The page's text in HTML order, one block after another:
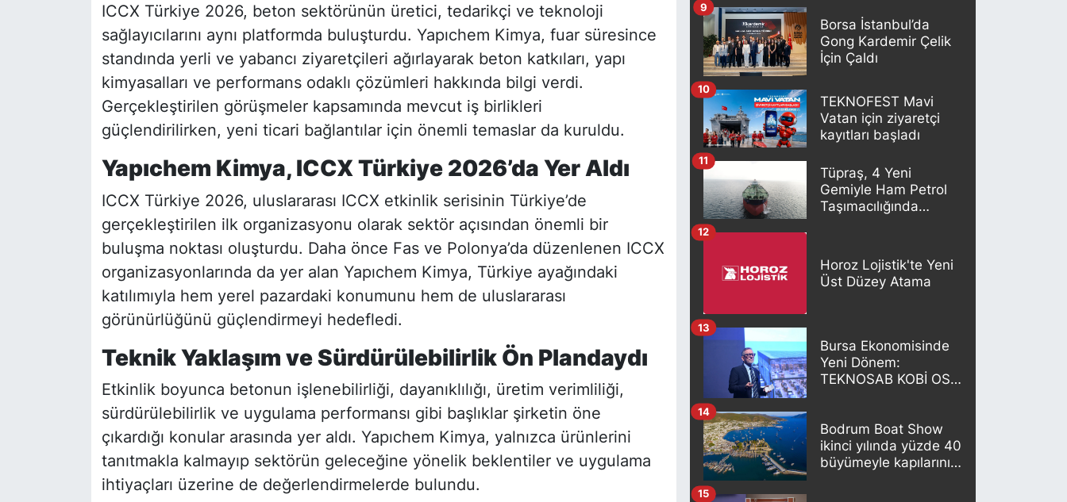
ICCX Türkiye 2026, beton sektörünün üretici, tedarikçi ve teknoloji
sağlayıcılarını aynı platformda buluşturdu. Yapıchem Kimya, fuar süresince
standında yerli ve yabancı ziyaretçileri ağırlayarak beton katkıları, yapı
kimyasalları ve performans odaklı çözümleri hakkında bilgi verdi.
Gerçekleştirilen görüşmeler kapsamında mevcut iş birlikleri
güçlendirilirken, yeni ticari bağlantılar için önemli temaslar da kuruldu.
Yapıchem Kimya, ICCX Türkiye 2026’da Yer Aldı
ICCX Türkiye 2026, uluslararası ICCX etkinlik serisinin Türkiye’de
gerçekleştirilen ilk organizasyonu olarak sektör açısından önemli bir
buluşma noktası oluşturdu. Daha önce Fas ve Polonya’da düzenlenen ICCX
organizasyonlarında da yer alan Yapıchem Kimya, Türkiye ayağındaki
katılımıyla hem yerel pazardaki konumunu hem de uluslararası
görünürlüğünü güçlendirmeyi hedefledi.
Teknik Yaklaşım ve Sürdürülebilirlik Ön Plandaydı
Etkinlik boyunca betonun işlenebilirliği, dayanıklılığı, üretim verimliliği,
sürdürülebilirlik ve uygulama performansı gibi başlıklar şirketin öne
çıkardığı konular arasında yer aldı. Yapıchem Kimya, yalnızca ürünlerini
tanıtmakla kalmayıp sektörün geleceğine yönelik beklentiler ve uygulama
ihtiyaçları üzerine de değerlendirmelerde bulundu.
Borsa İstanbul’da
Gong Kardemir Çelik
İçin Çaldı
9
TEKNOFEST Mavi
Vatan için ziyaretçi
kayıtları başladı
10
Tüpraş, 4 Yeni
Gemiyle Ham Petrol
Taşımacılığında
11
Horoz Lojistik'te Yeni
Üst Düzey Atama
12
Bursa Ekonomisinde
Yeni Dönem:
TEKNOSAB KOBİ OSB
13
Bodrum Boat Show
ikinci yılında yüzde 40
büyümeyle kapılarını
14
15